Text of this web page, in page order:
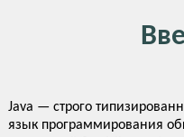
Java — строго
язык программирования